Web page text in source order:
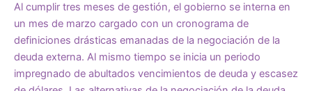
Al cumplir tres meses de gestión, el gobierno se interna en
un mes de marzo cargado con un cronograma de
definiciones drásticas emanadas de la negociación de la
deuda externa. Al mismo tiempo se inicia un periodo
impregnado de abultados vencimientos de deuda y escasez